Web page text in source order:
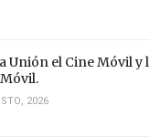
Unión el Cine Móvil y
2026